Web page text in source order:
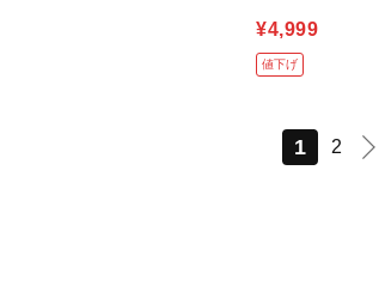
¥4,999
値下げ
1 2